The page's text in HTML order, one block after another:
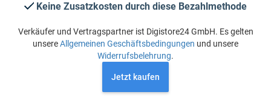
Keine Zusatzkosten durch diese Bezahlmethode
Verkäufer und Vertragspartner ist Digistore24 GmbH. Es gelten
unsereAllgemeinen Geschäftsbedingungen und unsere
Widerrufsbelehrung.
Jetzt kaufen